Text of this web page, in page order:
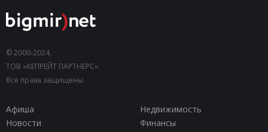
© 2000-2024,
ТОВ «КЕПРЕЙТ ПАРТНЕРС».
Все права защищены.
Афиша
Недвижимость
Новости
Финансы